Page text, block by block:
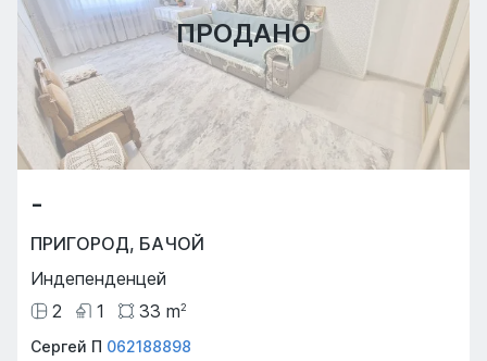
ПРОДАНО
-
ПРИГОРОД, БАЧОЙ
Индепенденцей
2
1 33 m2
Сергей П 062188898